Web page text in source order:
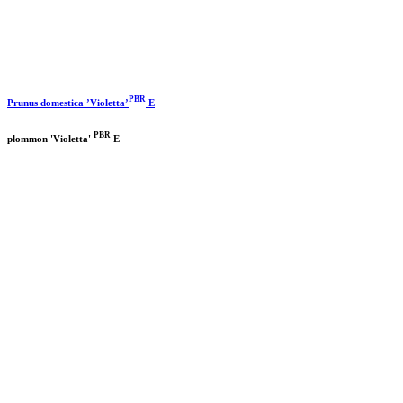
Prunus domestica ’Violetta’PBR E
plommon 'Violetta' PBR E